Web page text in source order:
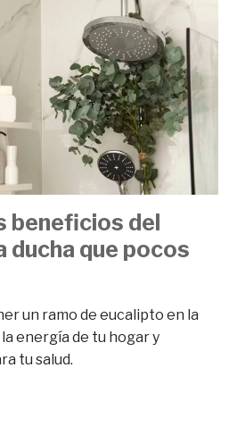
beneficios del
ducha que pocos
un ramo de eucalipto en la
energía de tu hogar y
tu salud.